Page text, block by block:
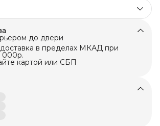
до двери
в пределах МКАД при
000р.
картой или СБП